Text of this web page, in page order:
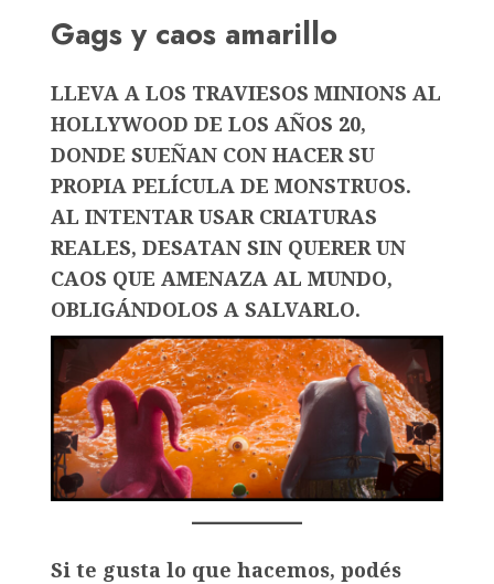
Gags y caos amarillo
LLEVA A LOS TRAVIESOS MINIONS AL
HOLLYWOOD DE LOS AÑOS 20,
DONDE SUEÑAN CON HACER SU
PROPIA PELÍCULA DE MONSTRUOS.
AL INTENTAR USAR CRIATURAS
REALES, DESATAN SIN QUERER UN
CAOS QUE AMENAZA AL MUNDO,
OBLIGÁNDOLOS A SALVARLO.
Si te gusta lo que hacemos, podés